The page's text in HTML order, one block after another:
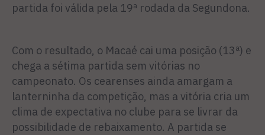
partida foi válida pela 19ª rodada da Segundona.
Com o resultado, o Macaé cai uma posição (13ª) e
chega a sétima partida sem vitórias no
campeonato. Os cearenses ainda amargam a
lanterninha da competição, mas a vitória cria um
clima de expectativa no clube para se livrar da
possibilidade de rebaixamento. A partida se